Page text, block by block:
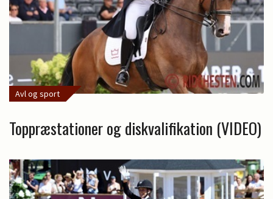
Avl og sport
Toppræstationer og diskvalifikation (VIDEO)